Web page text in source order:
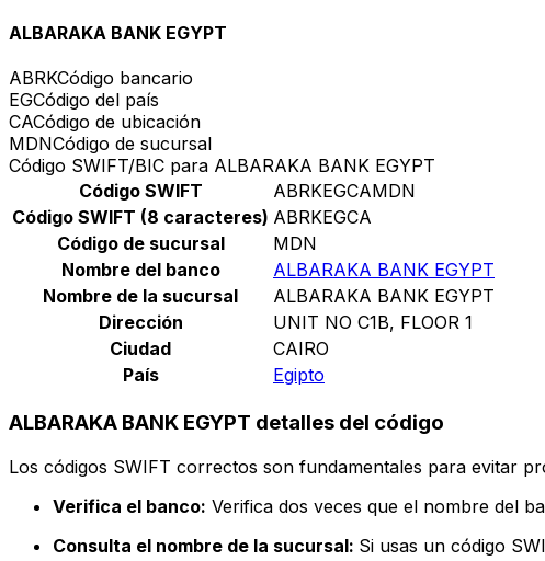
ALBARAKA BANK EGYPT
ABRKCódigo bancario
EGCódigo del país
CACódigo de ubicación
MDNCódigo de sucursal
Código SWIFT/BIC para ALBARAKA BANK EGYPT
Código SWIFT
ABRKEGCAMDN
Código SWIFT (8 caracteres) ABRKEGCA
Código de sucursal
MDN
Nombre del banco
ALBARAKA BANK EGYPT
Nombre de la sucursal
ALBARAKA BANK EGYPT
Dirección
UNIT NO C1B, FLOOR 1
Ciudad
CAIRO
País
Egipto
ALBARAKA BANK EGYPT detalles del código
Los códigos SWIFT correctos son fundamentales para evitar
Verifica el banco: Verifica dos veces que el nombre del
Consulta el nombre de la sucursal: Si usas un código